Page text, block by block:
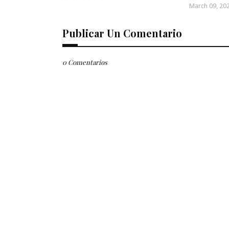
March 09,
Publicar Un Comentario
0 Comentarios